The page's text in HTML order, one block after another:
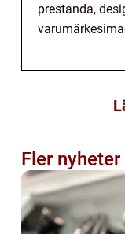
prestanda,
Fler nyheter